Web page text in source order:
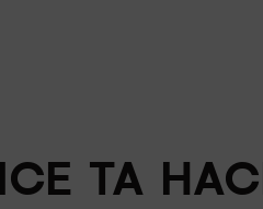
TA